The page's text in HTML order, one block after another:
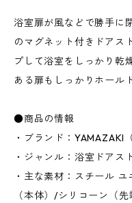
浴室扉が風などで勝手に
のマグネット付きドアス
プして浴室をしっかり乾
ある扉もしっかりホール
●商品の情報
・ブランド：YAMAZAKI
・ジャンル：浴室ドアス
・主な素材：スチール
（本体）/シリコーン（先